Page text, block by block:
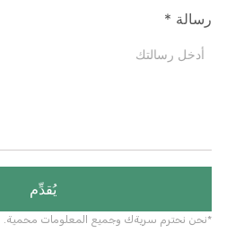
رسالة *
يُقدِّم
*نحن نحترم سريةك وجميع المعلومات محمية.